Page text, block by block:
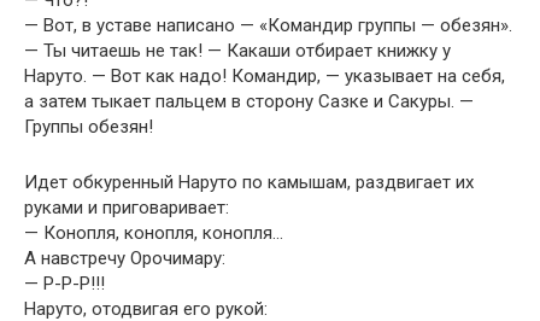
— Вот, в уставе написано — «Командир группы — обезян».
— Ты читаешь не так! — Какаши отбирает книжку у
Наруто. — Вот как надо! Командир, — указывает на себя,
а затем тыкает пальцем в сторону Сазке и Сакуры. —
Группы обезян!
Идет обкуренный Наруто по камышам, раздвигает их
руками и приговаривает:
— Конопля, конопля, конопля…
А навстречу Орочимару:
— Р-Р-Р!!!
Наруто, отодвигая его рукой: